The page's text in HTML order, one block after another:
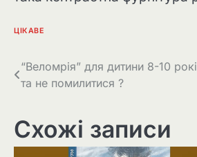
ЦІКАВЕ
Навігація
“Веломрія” для дитини 8-10
та не помилитися ?
Схожі записи